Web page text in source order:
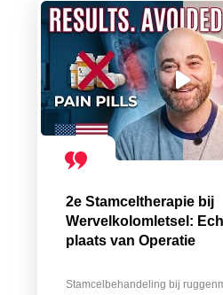
2e Stamceltherapie bij
Wervelkolomletsel:
plaats van Operatie
Stamcelbehandeling bij